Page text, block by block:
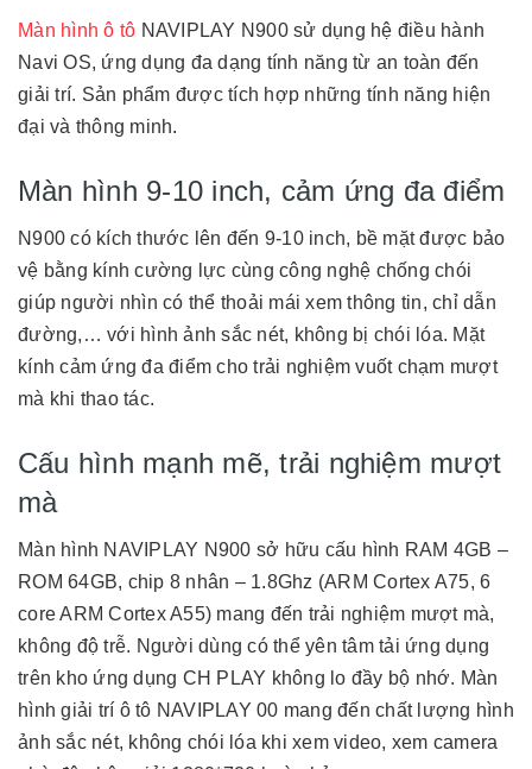
Màn hình ô tô NAVIPLAY N900 sử dụng hệ điều hành
Navi OS, ứng dụng đa dạng tính năng từ an toàn đến
giải trí. Sản phẩm được tích hợp những tính năng hiện
đại và thông minh.
Màn hình 9-10 inch, cảm ứng đa điểm
N900 có kích thước lên đến 9-10 inch, bề mặt được bảo
vệ bằng kính cường lực cùng công nghệ chống chói
giúp người nhìn có thể thoải mái xem thông tin, chỉ dẫn
đường,… với hình ảnh sắc nét, không bị chói lóa. Mặt
kính cảm ứng đa điểm cho trải nghiệm vuốt chạm mượt
mà khi thao tác.
Cấu hình mạnh mẽ, trải nghiệm mượt
mà
Màn hình NAVIPLAY N900 sở hữu cấu hình RAM 4GB –
ROM 64GB, chip 8 nhân – 1.8Ghz (ARM Cortex A75, 6
core ARM Cortex A55) mang đến trải nghiệm mượt mà,
không độ trễ. Người dùng có thể yên tâm tải ứng dụng
trên kho ứng dụng CH PLAY không lo đầy bộ nhớ. Màn
hình giải trí ô tô NAVIPLAY 00 mang đến chất lượng hình
ảnh sắc nét, không chói lóa khi xem video, xem camera